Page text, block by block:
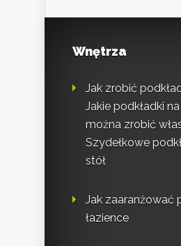
Wnętrza
Jak zrobić
Jakie podkładki
można zrobić
Szydełkowe
stół
Jak zaaranżować
łazience